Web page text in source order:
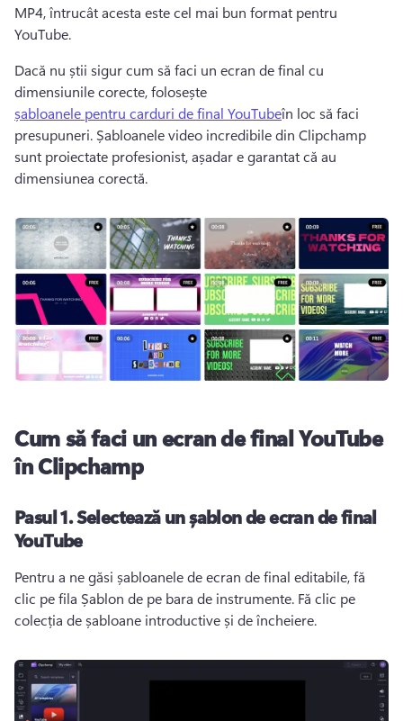
MP4, întrucât acesta este cel mai bun format pentru
YouTube.
Dacă nu știi sigur cum să faci un ecran de final cu
dimensiunile corecte, folosește
șabloanele pentru carduri de final YouTubeîn loc să faci
presupuneri. Șabloanele video incredibile din Clipchamp
sunt proiectate profesionist, așadar e garantat că au
dimensiunea corectă.
Cum să faci un ecran de final YouTube
în Clipchamp
Pasul 1.Selectează un șablon de ecran de final
YouTube
Pentru a ne găsi șabloanele de ecran de final editabile, fă
clic pe fila Șablon de pe bara de instrumente. Fă clic pe
colecția de șabloane introductive și de încheiere.